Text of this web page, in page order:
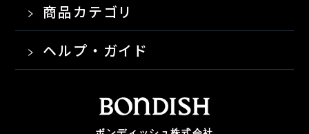
商品カテゴリ
ヘルプ・ガイド